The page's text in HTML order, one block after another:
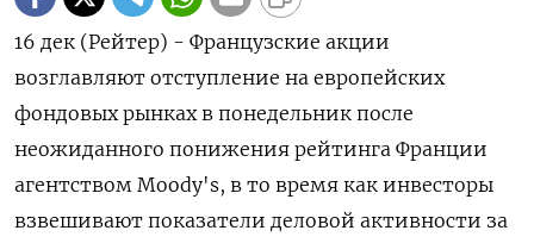
16 дек (Рейтер) - Французские акции
возглавляют отступление на европейских
фондовых рынках в понедельник после
неожиданного понижения рейтинга Франции
агентством Moody's, в то время как инвесторы
взвешивают показатели деловой активности за